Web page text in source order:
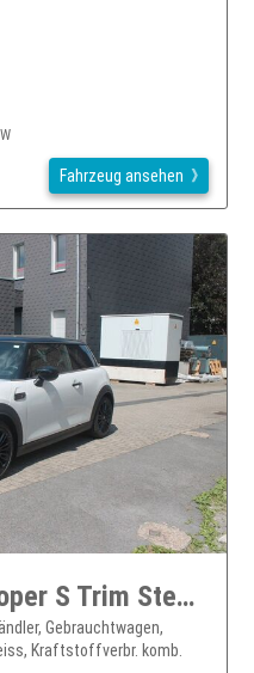
Fahrzeug ansehen
MINI COOPER_S Cooper S Trim Steptronic + Wippen*Navi*LED*RÜKA*
Gebrauchtwagen,
Kraftstoffverbr. komb.